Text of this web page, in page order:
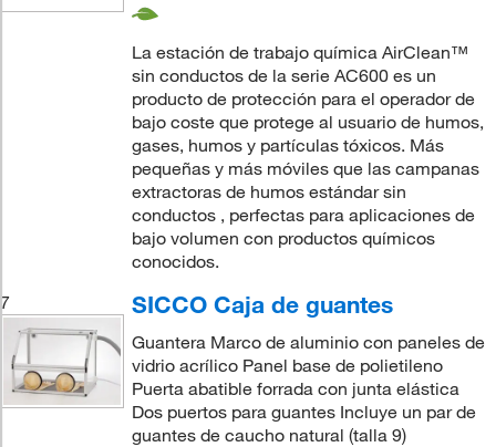
La estación de trabajo química AirClean™
sin conductos de la serie AC600 es un
producto de protección para el operador de
bajo coste que protege al usuario de humos,
gases, humos y partículas tóxicos. Más
pequeñas y más móviles que las campanas
extractoras de humos estándar sin
conductos , perfectas para aplicaciones de
bajo volumen con productos químicos
conocidos.
7
SICCO Caja de guantes
Guantera Marco de aluminio con paneles de
vidrio acrílico Panel base de polietileno
Puerta abatible forrada con junta elástica
Dos puertos para guantes Incluye un par de
guantes de caucho natural (talla 9)